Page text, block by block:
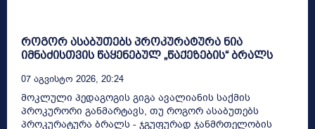
როგორ ასაბუთებს პროკურატურა ნია
იმნაძისთვის წაყენებულ „წაქეზების“ ბრალს
07 Აგვისტო 2026, 20:24
მოკლული პედაგოგის გიგა ავალიანის საქმის
პროკურორი განმარტავს, თუ როგორ ასაბუთებს
პროკურატურა ბრალს - ჯგუფურად ჯანმრთელობის